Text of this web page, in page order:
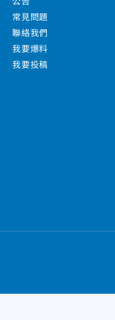
常見問題
聯絡我們
我要爆料
我要投稿